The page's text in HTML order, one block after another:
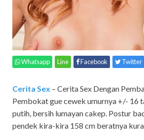
Whatsapp Line Facebook Twitter
Cerita Sex – Cerita Sex Dengan
Pembokat gue cewek umurnya +/- 16
putih, bersih lumayan cakep. Postur
pendek kira-kira 158 cm beratnya